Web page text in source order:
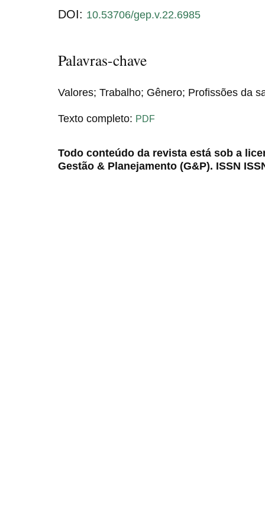
DOI: 10.53706/gep.v.22.6985
Palavras-chave
Valores; Trabalho; Gênero; Profissões da
Texto completo: PDF
Todo conteúdo da revista está sob a
Gestão & Planejamento (G&P). ISSN